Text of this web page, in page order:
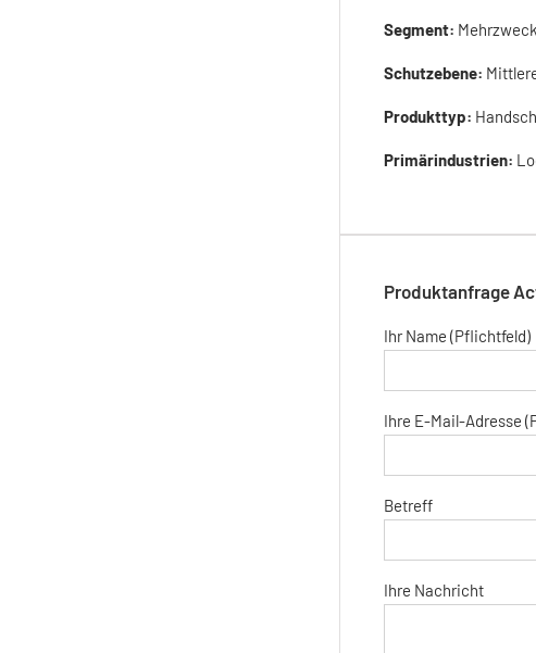
Segment:
Schutzebene:
Produkttyp:
Primärindustrien:
Produktanfrage
Ihr Name (Pflichtfeld)
Ihre E-Mail-Adresse
Betreff
Ihre Nachricht